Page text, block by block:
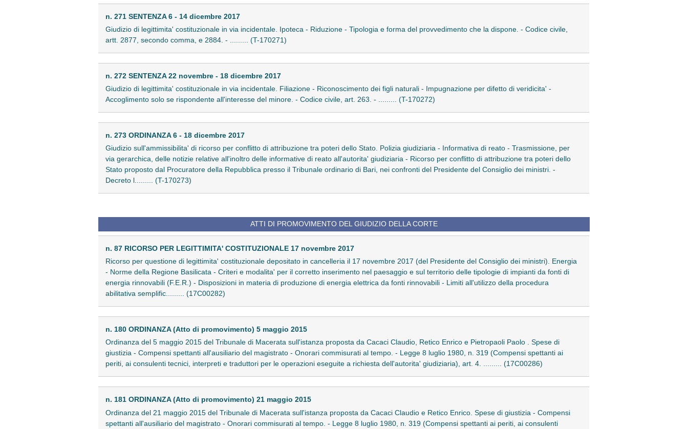
n. 271 SENTENZA 6 - 14 dicembre 2017
Giudizio di legittimita' costituzionale in via incidentale. Ipoteca - Riduzione - Tipologia e forma del provvedimento che la dispone. - Codice civile,
artt. 2877, secondo comma, e 2884. - ......... (T-170271)
n. 272 SENTENZA 22 novembre - 18 dicembre 2017
Giudizio di legittimita' costituzionale in via incidentale. Filiazione - Riconoscimento dei figli naturali - Impugnazione per difetto di veridicita' -
Accoglimento solo se rispondente all'interesse del minore. - Codice civile, art. 263. - ......... (T-170272)
n. 273 ORDINANZA 6 - 18 dicembre 2017
Giudizio sull'ammissibilita' di ricorso per conflitto di attribuzione tra poteri dello Stato. Polizia giudiziaria - Informativa di reato - Trasmissione, per
via gerarchica, delle notizie relative all'inoltro delle informative di reato all'autorita' giudiziaria - Ricorso per conflitto di attribuzione tra poteri dello
Stato proposto dal Procuratore della Repubblica presso il Tribunale ordinario di Bari, nei confronti del Presidente del Consiglio dei ministri. -
Decreto l......... (T-170273)
ATTI DI PROMOVIMENTO DEL GIUDIZIO DELLA CORTE
n. 87 RICORSO PER LEGITTIMITA' COSTITUZIONALE 17 novembre 2017
Ricorso per questione di legittimita' costituzionale depositato in cancelleria il 17 novembre 2017 (del Presidente del Consiglio dei ministri). Energia
- Norme della Regione Basilicata - Criteri e modalita' per il corretto inserimento nel paesaggio e sul territorio delle tipologie di impianti da fonti di
energia rinnovabili (F.E.R.) - Disposizioni in materia di produzione di energia elettrica da fonti rinnovabili - Limiti all'utilizzo della procedura
abilitativa semplific......... (17C00282)
n. 180 ORDINANZA (Atto di promovimento) 5 maggio 2015
Ordinanza del 5 maggio 2015 del Tribunale di Macerata sull'istanza proposta da Cacaci Claudio, Retico Enrico e Pietropaoli Paolo . Spese di
giustizia - Compensi spettanti all'ausiliario del magistrato - Onorari commisurati al tempo. - Legge 8 luglio 1980, n. 319 (Compensi spettanti ai
periti, ai consulenti tecnici, interpreti e traduttori per le operazioni eseguite a richiesta dell'autorita' giudiziaria), art. 4. ......... (17C00286)
n. 181 ORDINANZA (Atto di promovimento) 21 maggio 2015
Ordinanza del 21 maggio 2015 del Tribunale di Macerata sull'istanza proposta da Cacaci Claudio e Retico Enrico. Spese di giustizia - Compensi
spettanti all'ausiliario del magistrato - Onorari commisurati al tempo. - Legge 8 luglio 1980, n. 319 (Compensi spettanti ai periti, ai consulenti